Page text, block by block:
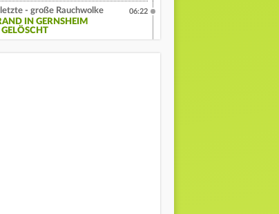
- große Rauchwolke
IN GERNSHEIM E
06:22